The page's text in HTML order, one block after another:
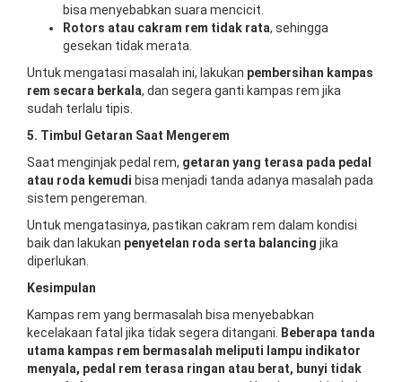
bisa menyebabkan suara mencicit.
Rotors atau cakram rem tidak rata, sehingga
gesekan tidak merata.
Untuk mengatasi masalah ini, lakukan pembersihan kampas
rem secara berkala, dan segera ganti kampas rem jika
sudah terlalu tipis.
5. Timbul Getaran Saat Mengerem
Saat menginjak pedal rem, getaran yang terasa pada pedal
atau roda kemudi bisa menjadi tanda adanya masalah pada
sistem pengereman.
Untuk mengatasinya, pastikan cakram rem dalam kondisi
baik dan lakukan penyetelan roda serta balancing jika
diperlukan.
Kesimpulan
Kampas rem yang bermasalah bisa menyebabkan
kecelakaan fatal jika tidak segera ditangani.
Beberapa tanda
utama kampas rem bermasalah meliputi lampu indikator
menyala, pedal rem terasa ringan atau berat, bunyi tidak